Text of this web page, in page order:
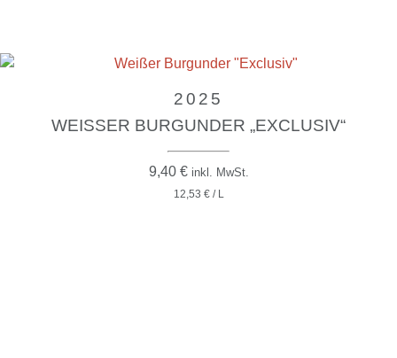
2025
WEISSER BURGUNDER „EXCLUSIV“
9,40 € inkl. MwSt.
12,53 € / L